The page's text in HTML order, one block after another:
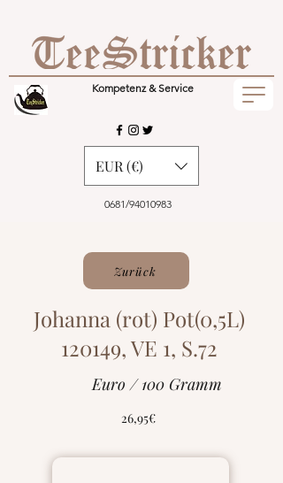
Kompetenz & Service
0681/94010983
EUR (€)
Zurück
Johanna (rot) Pot(0,5L)
120149, VE 1, S.72
Euro / 100 Gramm
26,95€